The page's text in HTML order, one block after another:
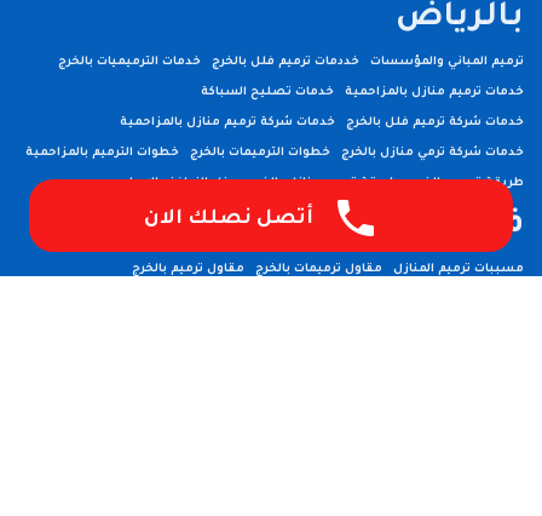
بالرياض
ترميم المباني والمؤسسات خددمات ترميم فلل بالخرج خدمات الترميميات بالخرج
خدمات ترميم منازل بالمزاحمية خدمات تصليح السباكة
خدمات شركة ترميم فلل بالخرج خدمات شركة ترميم منازل بالمزاحمية
خدمات شركة ترمي منازل بالخرج خطوات الترميمات بالخرج خطوات الترميم بالمزاحمية
طريقة ترميم بالخرج طريقة ترميم منازل بالخرج عزل النوافذ والابواب
فني ترميم بالخرج فني ترميم منازل بالخرج
مسببات ترميم المنازل مقاول ترميمات بالخرج مقاول ترميم بالخرج
أتصل نصلك الان